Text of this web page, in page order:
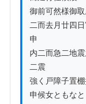
御前可然様御
二而去月廿四
申
内二而急二地
二震
強く戸障子置
申候女ともな